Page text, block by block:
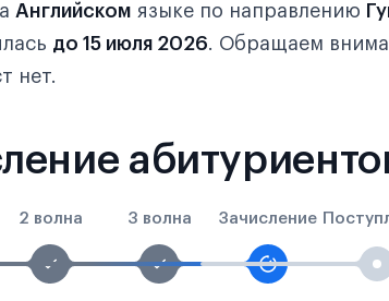
Английском языке по направлению
до 15 июля 2026. Обращаем
нет.
2 волна 3 волна Зачисление